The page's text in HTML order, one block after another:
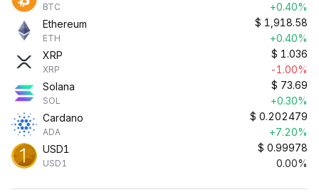
BTC
+0.40%
Ethereum
ETH
$ 1,918.58
+0.40%
XRP
XRP
$ 1.036
-1.00%
Solana
SOL
$ 73.69
+0.30%
Cardano
ADA
$ 0.202479
+7.20%
USD1
USD1
$ 0.99978
0.00%